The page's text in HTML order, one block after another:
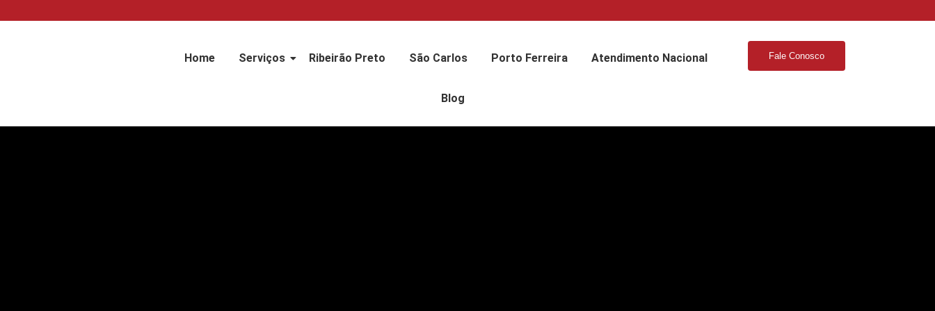
Home Serviços Ribeirão Preto São Carlos Porto Ferreira Atendimento Nacional
Blog
Fale Conosco